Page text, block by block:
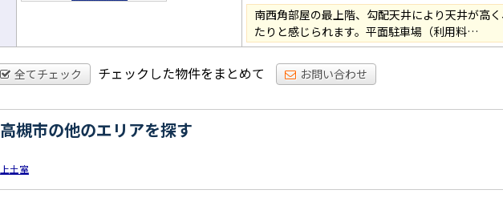
南西角部屋の最上階、勾配天井により天井が高
たりと感じられます。平面駐車場（利用料…
全てチェック チェックした物件をまとめて お問い合わせ
高槻市の他のエリアを探す
上土室